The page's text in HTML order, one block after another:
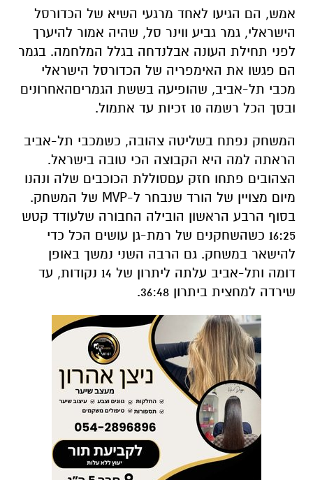
אמש, הם הגיעו לאחד מרגעי השיא של הכדורסל
הישראלי, גמר גביע ווינר סל, שהיה אמור להיערך
לפני תחילת העונה אבלנדחה בגלל המלחמה. בגמר
הם פגשו את האימפריה של הכדורסל הישראלי
מכבי תל-אביב, שהופיעה בששת הגמריםהאחרונים
ובסך הכל רשמה זכיות עד אתמול.
המשחק נפתח בשליטה צהובה, כשמכבי תל-אביב
הראתה למה היא הקבוצה הכי טובה בישראל.
הצהובים פתחו חזק עםסוללת הכוכבים שלה ונהנו
מיום מצויין של הורד שנבחר ל-MVP של המשחק.
בסוף הרבע הראשון הובילה החבורה שלעודד קטש
16:25 כשהשחקנים של רמת-גן עושים הכל כדי
להישאר במשחק. גם הרבה השני נמשך באופן
דומה ותל-אביב עלתה ליתרון של נקודות, עד
שירדה למחצית ביתרון